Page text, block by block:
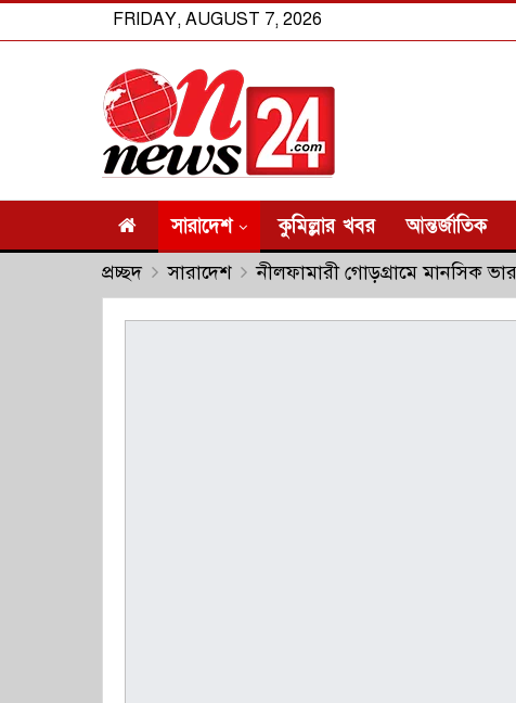
FRIDAY, AUGUST 7, 2026
সারাদেশ কুমিল্লার খবর আন্তর্জাতিক
প্রচ্ছদ সারাদেশ নীলফামারী গোড়গ্রামে মানসিক